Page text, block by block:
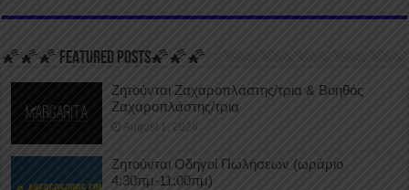
🌠🌠🌠 FEATURED POSTS🌠🌠🌠
Ζητούνται Ζαχαροπλάστης/τρια & Βοηθός
Ζαχαροπλάστης/τρια
August 1, 2026
Ζητούνται Οδηγοί Πωλήσεων (ωράριο
4:30πμ-11:00πμ)